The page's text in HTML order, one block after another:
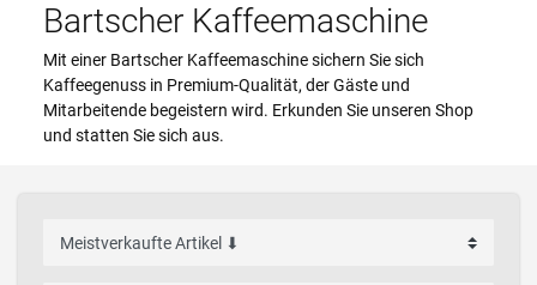
Bartscher Kaffeemaschine
Mit einer Bartscher Kaffeemaschine sichern Sie sich
Kaffeegenuss in Premium-Qualität, der Gäste und
Mitarbeitende begeistern wird. Erkunden Sie unseren Shop
und statten Sie sich aus.